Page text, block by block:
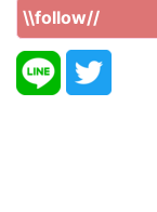
\\follow//